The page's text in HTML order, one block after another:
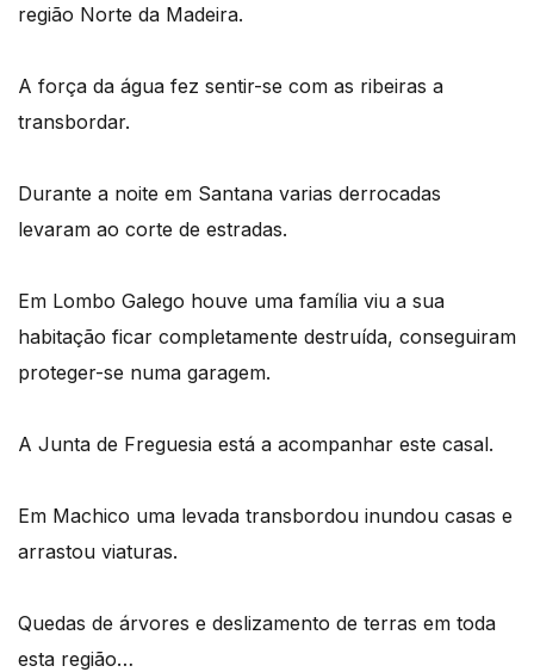
região Norte da Madeira.
A força da água fez sentir-se com as ribeiras a
transbordar.
Durante a noite em Santana varias derrocadas
levaram ao corte de estradas.
Em Lombo Galego houve uma família viu a sua
habitação ficar completamente destruída, conseguiram
proteger-se numa garagem.
A Junta de Freguesia está a acompanhar este casal.
Em Machico uma levada transbordou inundou casas e
arrastou viaturas.
Quedas de árvores e deslizamento de terras em toda
esta região…